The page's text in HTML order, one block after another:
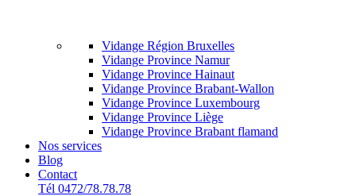
Vidange Région Bruxelles
Vidange Province Namur
Vidange Province Hainaut
Vidange Province Brabant-Wallon
Vidange Province Luxembourg
Vidange Province Liège
Vidange Province Brabant flamand
Nos services
Blog
Contact
Tél 0472/78.78.78